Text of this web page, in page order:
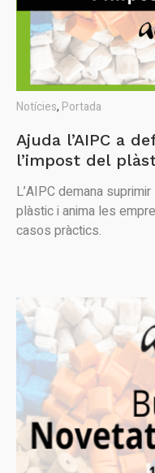
Notícies, Portada
Ajuda l’AIPC a
l’impost del
L’AIPC demana
plàstic i anima les
casos pràctics.